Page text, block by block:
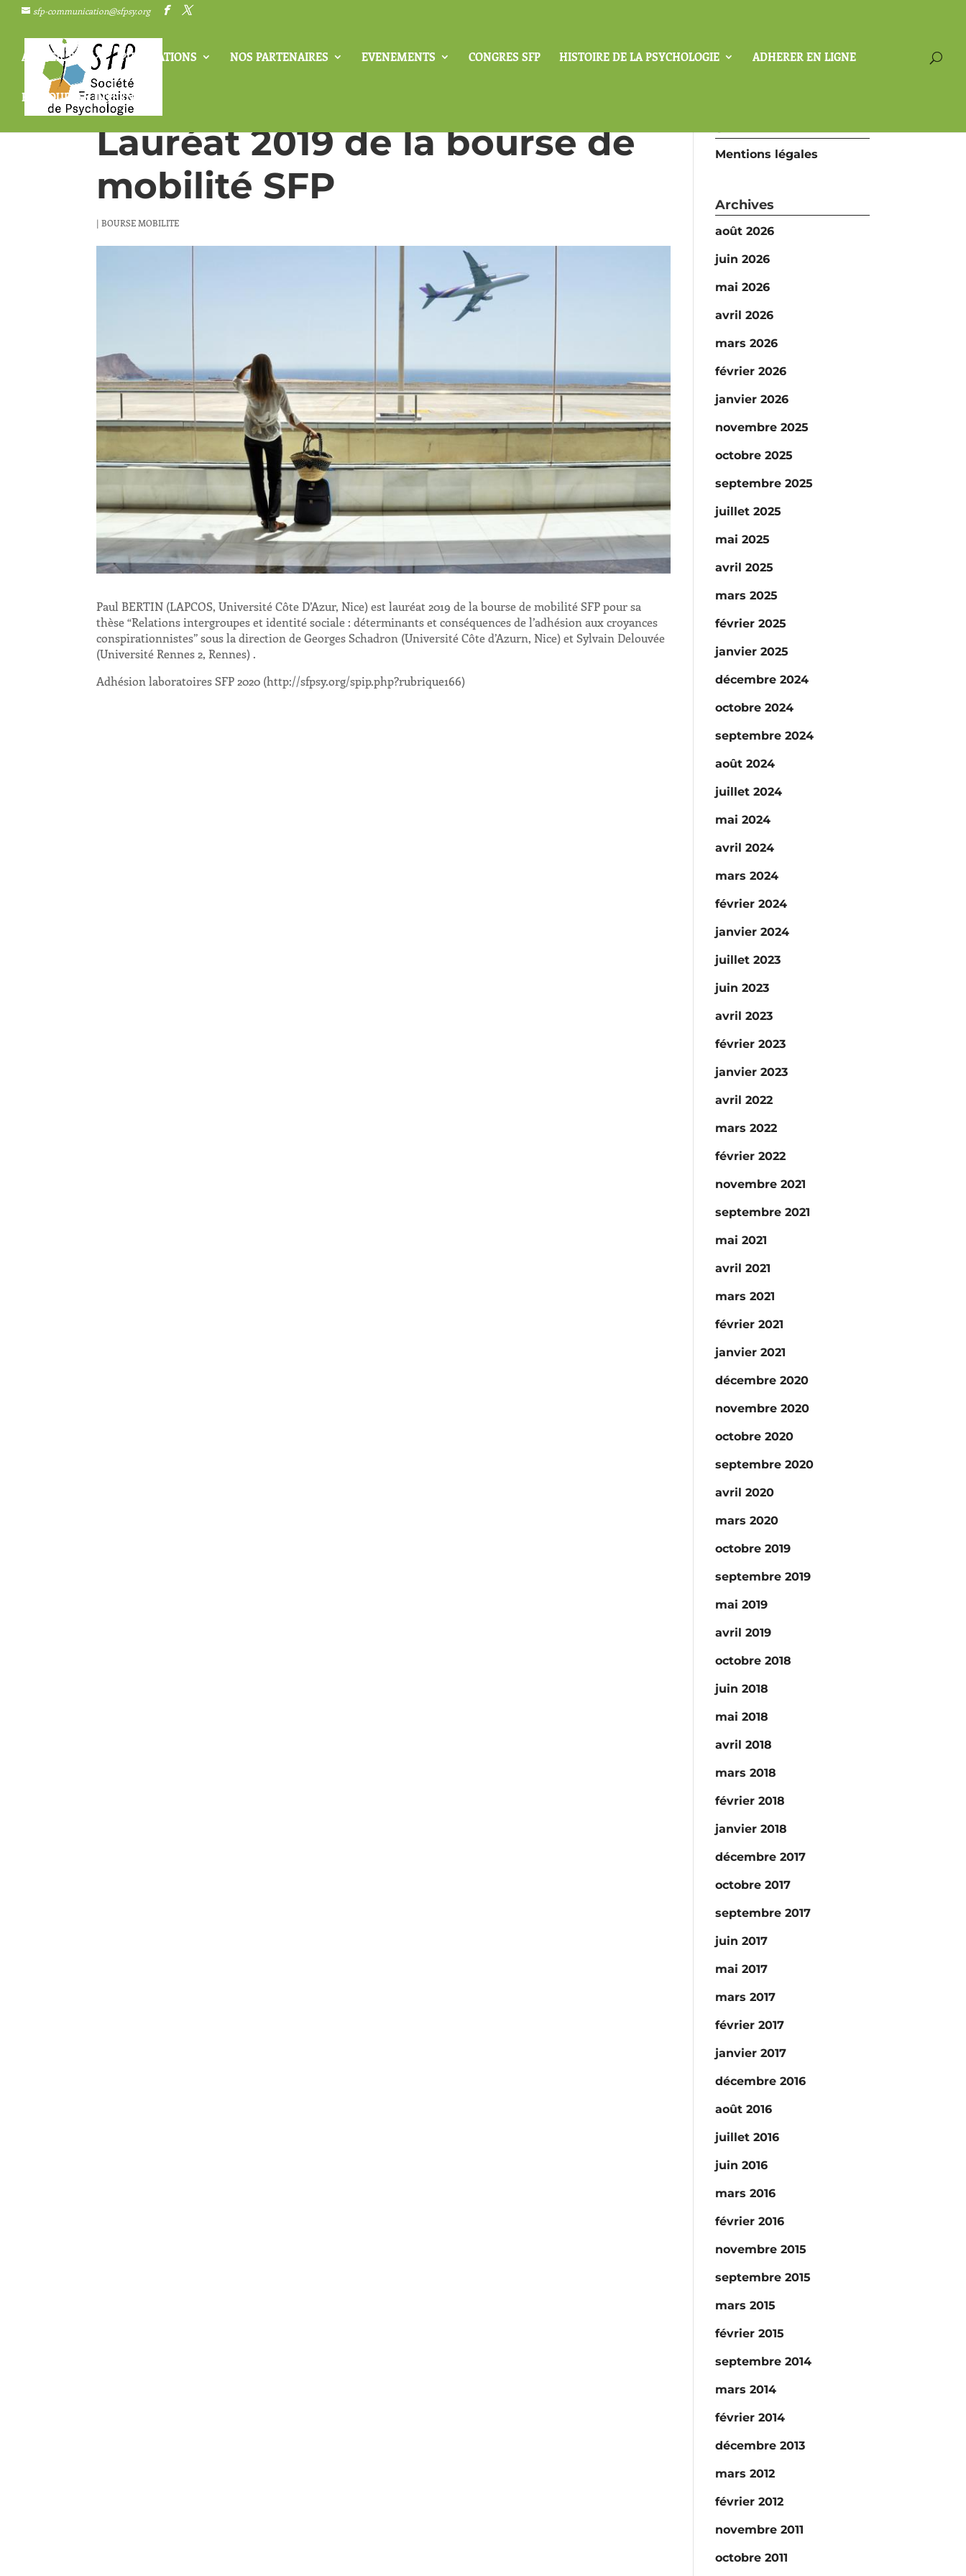
sfp-communication@sfpsy.org
ACCUEIL SFP PUBLICATIONS NOS PARTENAIRES EVENEMENTS CONGRES SFP HISTOIRE DE LA PSYCHOLOGIE ADHERER EN LIGNE
RESSOURCES INTERNES
Lauréat 2019 de la bourse de
mobilité SFP
|BOURSE MOBILITE
Paul BERTIN (LAPCOS, Université Côte D’Azur, Nice) est lauréat 2019 de la bourse de mobilité SFP pour sa
thèse “Relations intergroupes et identité sociale : déterminants et conséquences de l’adhésion aux croyances
conspirationnistes” sous la direction de Georges Schadron (Université Côte d’Azurn, Nice) et Sylvain Delouvée
(Université Rennes 2, Rennes) .
Adhésion laboratoires SFP 2020 (http://sfpsy.org/spip.php?rubrique166)
Mentions légales
Archives
août 2026
juin 2026
mai 2026
avril 2026
mars 2026
février 2026
janvier 2026
novembre 2025
octobre 2025
septembre 2025
juillet 2025
mai 2025
avril 2025
mars 2025
février 2025
janvier 2025
décembre 2024
octobre 2024
septembre 2024
août 2024
juillet 2024
mai 2024
avril 2024
mars 2024
février 2024
janvier 2024
juillet 2023
juin 2023
avril 2023
février 2023
janvier 2023
avril 2022
mars 2022
février 2022
novembre 2021
septembre 2021
mai 2021
avril 2021
mars 2021
février 2021
janvier 2021
décembre 2020
novembre 2020
octobre 2020
septembre 2020
avril 2020
mars 2020
octobre 2019
septembre 2019
mai 2019
avril 2019
octobre 2018
juin 2018
mai 2018
avril 2018
mars 2018
février 2018
janvier 2018
décembre 2017
octobre 2017
septembre 2017
juin 2017
mai 2017
mars 2017
février 2017
janvier 2017
décembre 2016
août 2016
juillet 2016
juin 2016
mars 2016
février 2016
novembre 2015
septembre 2015
mars 2015
février 2015
septembre 2014
mars 2014
février 2014
décembre 2013
mars 2012
février 2012
novembre 2011
octobre 2011